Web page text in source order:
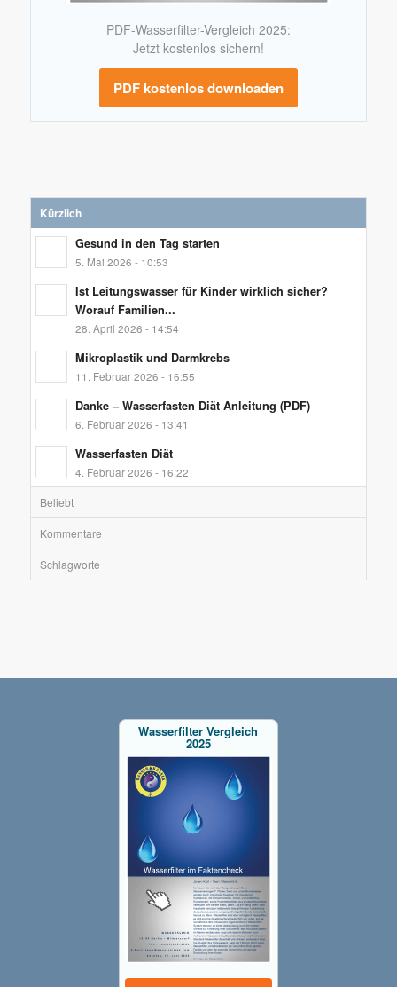
PDF-Wasserfilter-Vergleich 2025:
Jetzt kostenlos sichern!
PDF kostenlos downloaden
Kürzlich
Gesund in den Tag starten
5. Mai 2026 - 10:53
Ist Leitungswasser für Kinder wirklich sicher?
Worauf Familien...
28. April 2026 - 14:54
Mikroplastik und Darmkrebs
11. Februar 2026 - 16:55
Danke – Wasserfasten Diät Anleitung (PDF)
6. Februar 2026 - 13:41
Wasserfasten Diät
4. Februar 2026 - 16:22
Beliebt
Kommentare
Schlagworte
Wasserfilter Vergleich
2025